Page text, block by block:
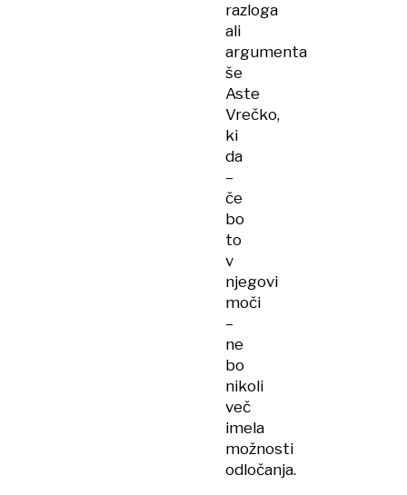
razloga
ali
argumenta
še
Aste
Vrečko,
ki
da
–
če
bo
to
v
njegovi
moči
–
ne
bo
nikoli
več
imela
možnosti
odločanja.